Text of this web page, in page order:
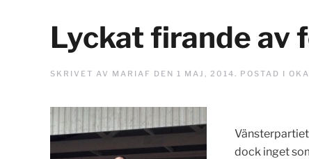
Lyckat firande av
SKRIVET AV MARIAF DEN 1 MAJ, 2014. POSTAD I
dock inget